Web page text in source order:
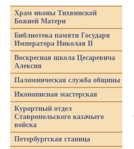
Храм иконы Тихвинской
Божией Матери
Библиотека памяти Государя
Императора Николая II
Воскресная школа Цесаревича
Алексия
Паломническая служба общины
Иконописная мастерская
Курортный отдел
Ставропольского казачьего
войска
Петербургская станица